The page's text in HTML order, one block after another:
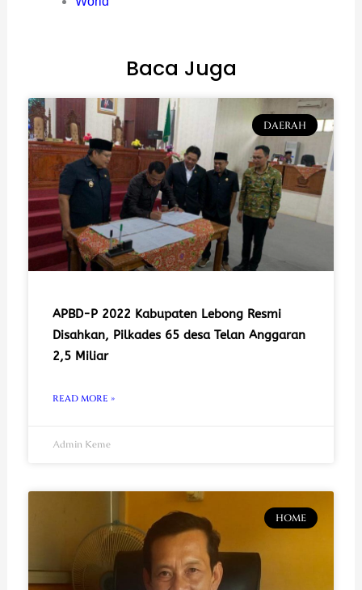
Baca Juga
DAERAH
APBD-P 2022 Kabupaten Lebong Resmi
Disahkan, Pilkades 65 desa Telan Anggaran
2,5 Miliar
READ MORE »
Admin Keme
HOME